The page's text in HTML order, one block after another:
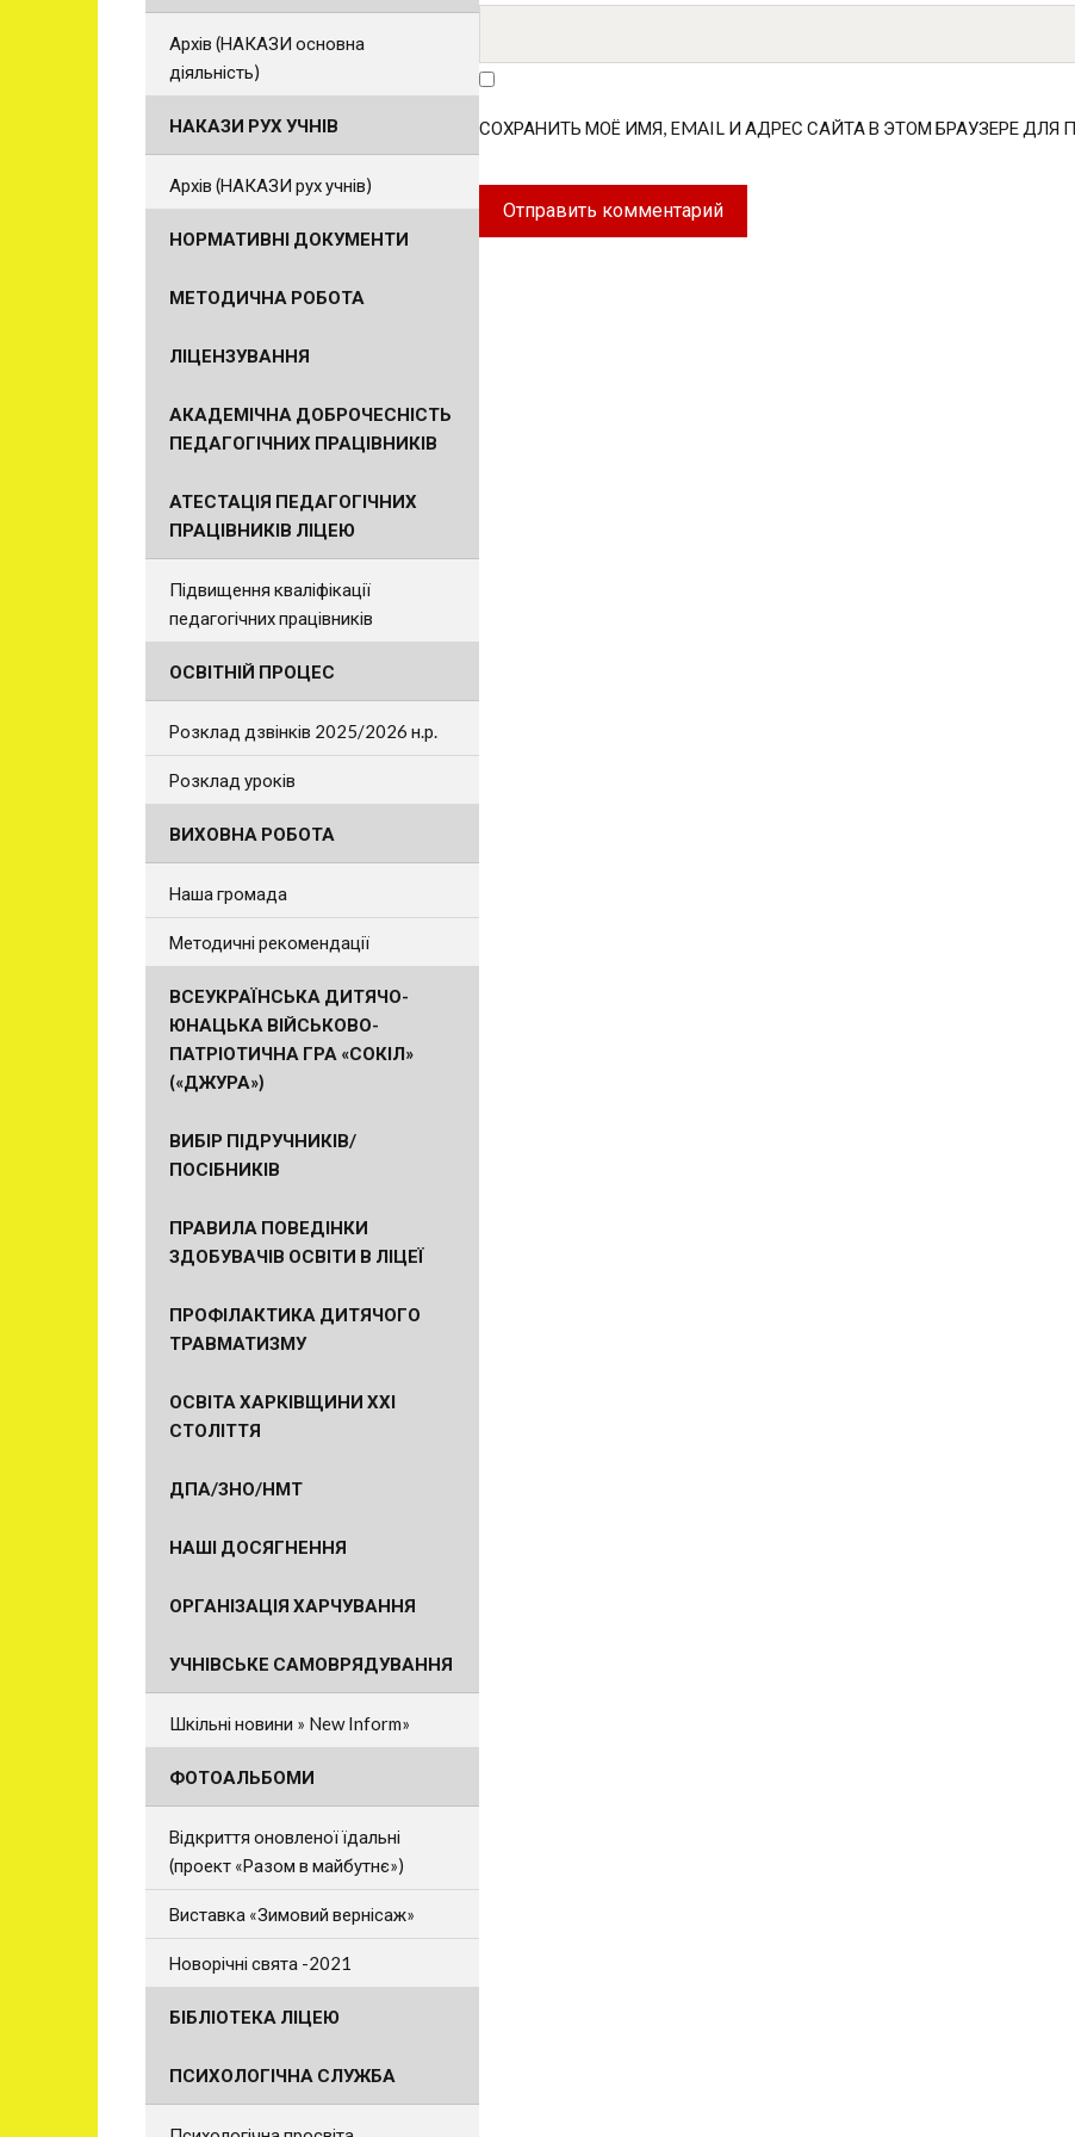
СОХРАНИТЬ МОЁ ИМЯ, EMAIL И АДРЕС САЙТА В ЭТОМ БРАУЗЕРЕ
Архів (НАКАЗИ основна
діяльність)
НАКАЗИ РУХ УЧНІВ
Архів (НАКАЗИ рух учнів)
НОРМАТИВНІ ДОКУМЕНТИ
МЕТОДИЧНА РОБОТА
ЛІЦЕНЗУВАННЯ
АКАДЕМІЧНА ДОБРОЧЕСНІСТЬ
ПЕДАГОГІЧНИХ ПРАЦІВНИКІВ
АТЕСТАЦІЯ ПЕДАГОГІЧНИХ
ПРАЦІВНИКІВ ЛІЦЕЮ
Підвищення кваліфікації
педагогічних працівників
ОСВІТНІЙ ПРОЦЕС
Розклад дзвінків 2025/2026 н.р.
Розклад уроків
ВИХОВНА РОБОТА
Наша громада
Методичні рекомендації
ВСЕУКРАЇНСЬКА ДИТЯЧО-
ЮНАЦЬКА ВІЙСЬКОВО-
ПАТРІОТИЧНА ГРА «СОКІЛ»
(«ДЖУРА»)
ВИБІР ПІДРУЧНИКІВ/
ПОСІБНИКІВ
ПРАВИЛА ПОВЕДІНКИ
ЗДОБУВАЧІВ ОСВІТИ В ЛІЦЕЇ
ПРОФІЛАКТИКА ДИТЯЧОГО
ТРАВМАТИЗМУ
ОСВІТА ХАРКІВЩИНИ ХХІ
СТОЛІТТЯ
ДПА/ЗНО/НМТ
НАШІ ДОСЯГНЕННЯ
ОРГАНІЗАЦІЯ ХАРЧУВАННЯ
УЧНІВСЬКЕ САМОВРЯДУВАННЯ
Шкільні новини » New Inform»
ФОТОАЛЬБОМИ
Відкриття оновленої їдальні
(проект «Разом в майбутнє»)
Виставка «Зимовий вернісаж»
Новорічні свята -2021
БІБЛІОТЕКА ЛІЦЕЮ
ПСИХОЛОГІЧНА СЛУЖБА